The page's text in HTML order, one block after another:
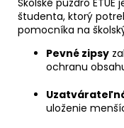
študenta, ktorý
pomocníka na
Pevné zipsy
ochranu
uloženie